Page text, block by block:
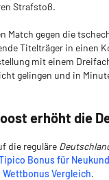
Strafstoß.
Match gegen die
Titelträger in einen
mit einem
gelingen und in
erhöht die
die reguläre
Bonus für
Wettbonus Vergleich.